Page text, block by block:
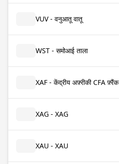
VUV - वनुआतू वातू
WST - समोआई ताला
XAF - केंद्रीय अफ़्रीकी CFA फ़्रैंक
XAG - XAG
XAU - XAU